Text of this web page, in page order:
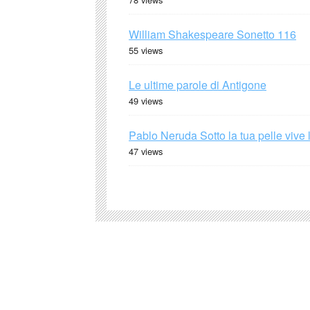
William Shakespeare Sonetto 116
55 views
Le ultime parole di Antigone
49 views
Pablo Neruda Sotto la tua pelle vive
47 views